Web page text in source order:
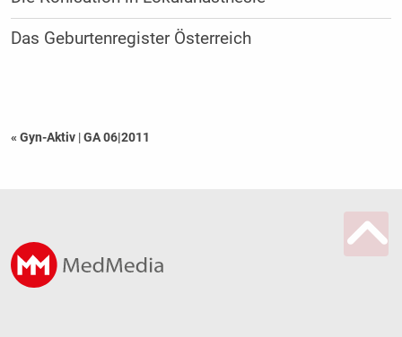
Das Geburtenregister Österreich
« Gyn-Aktiv |GA 06|2011